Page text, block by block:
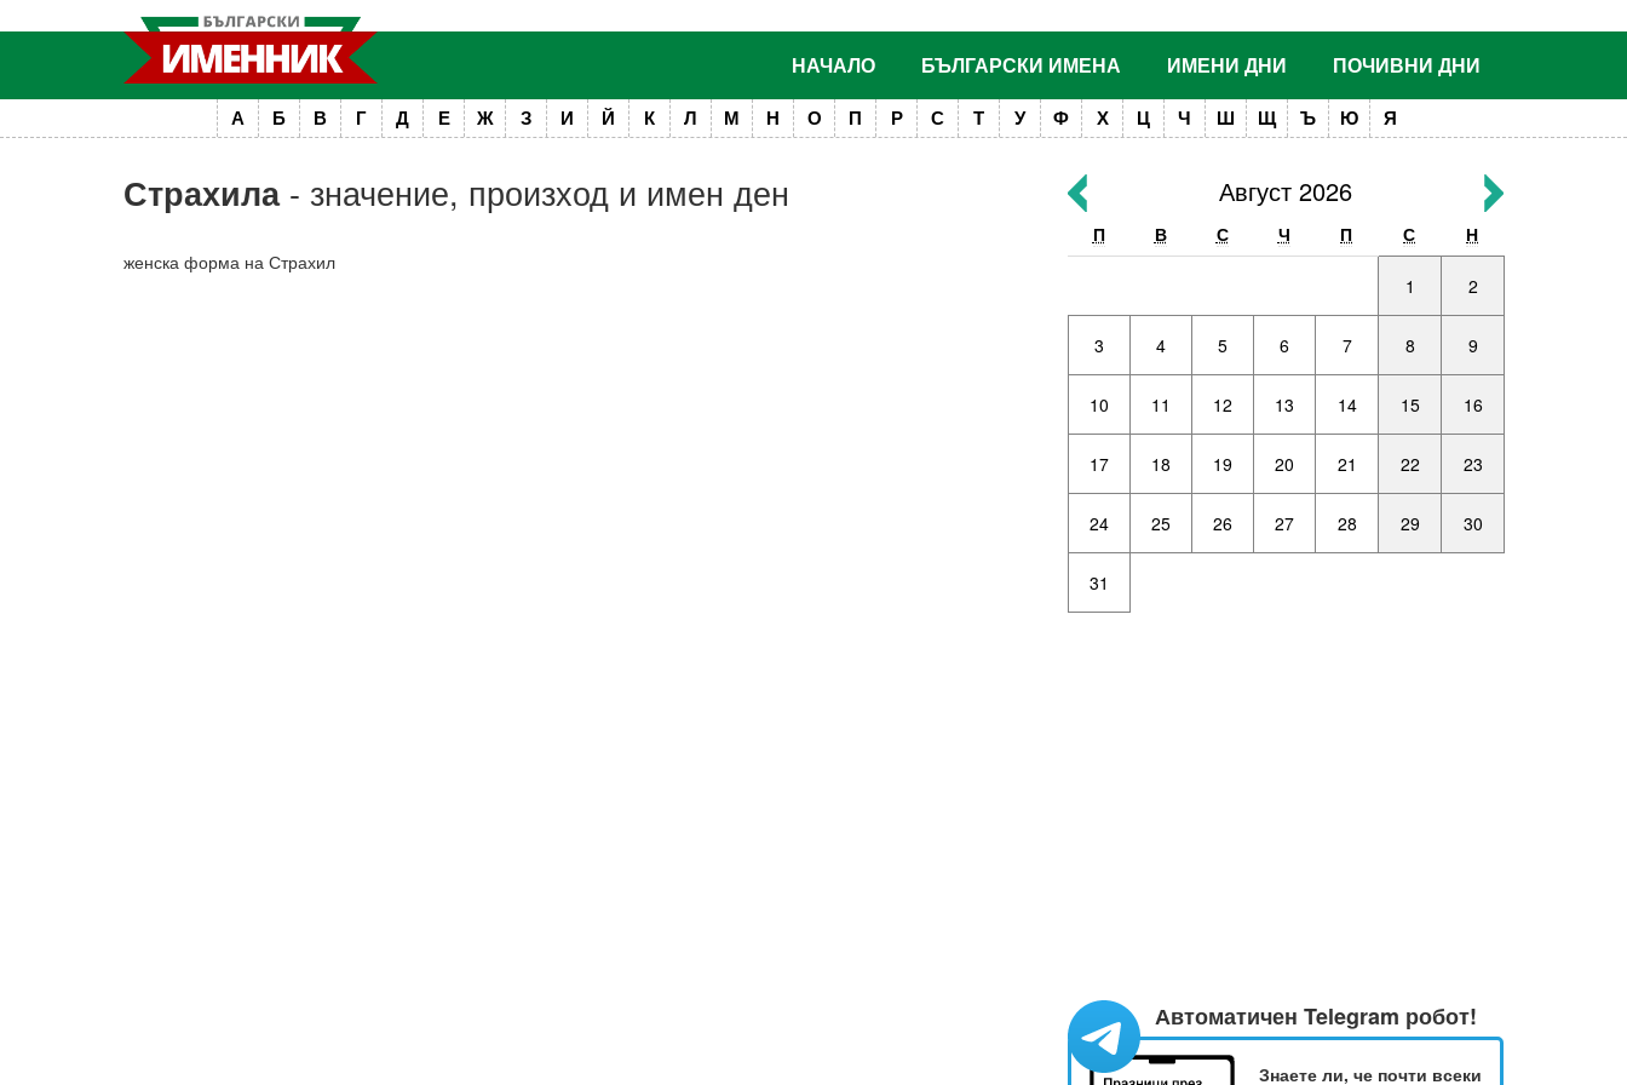
НАЧАЛО БЪЛГАРСКИ ИМЕНА ИМЕНИ ДНИ ПОЧИВНИ ДНИ
А Б В Г Д Е Ж З И Й К Л М Н О П Р С Т У Ф Х Ц Ч Ш Щ Ъ Ю Я
Страхила- значение, произход и имен ден
женска форма на Страхил
Август 2026
П В С Ч П С Н
1 2
3 4 5 6 7 8 9
10 11 12 13 14 15 16
17 18 19 20 21 22 23
24 25 26 27 28 29 30
31
Автоматичен Telegram робот!
Знаете ли, че почти всеки